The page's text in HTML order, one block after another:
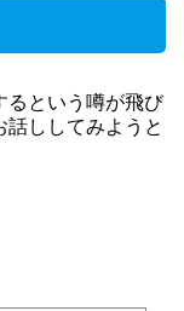
るという噂が飛び
ししてみようと